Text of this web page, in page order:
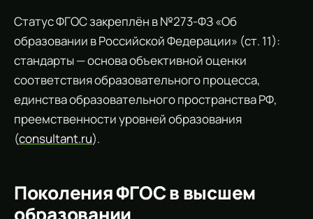
Статус ФГОС закреплён в №273-ФЗ «Об
образовании в Российской Федерации» (ст. 11):
стандарты — основа объективной оценки
соответствия образовательного процесса,
единства образовательного пространства РФ,
преемственности уровней образования
(consultant.ru).
Поколения ФГОС в высшем